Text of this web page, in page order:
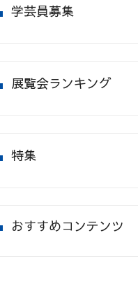
学芸員募集
展覧会ランキング
特集
おすすめコンテンツ